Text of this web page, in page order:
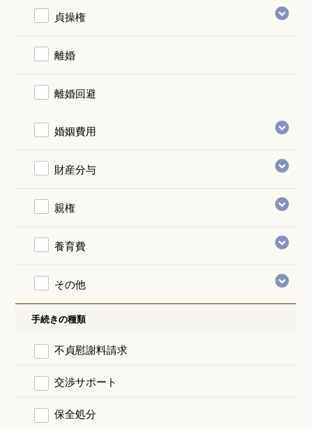
貞操権
離婚
離婚回避
婚姻費用
財産分与
親権
養育費
その他
手続きの種類
不貞慰謝料請求
交渉サポート
保全処分